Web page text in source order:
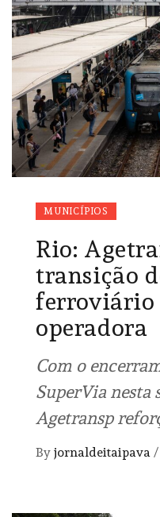
MUNICÍPIOS
Rio:
transição
ferroviário
operadora
Com o
SuperVia nesta
Agetransp
By jornaldeitaipava /